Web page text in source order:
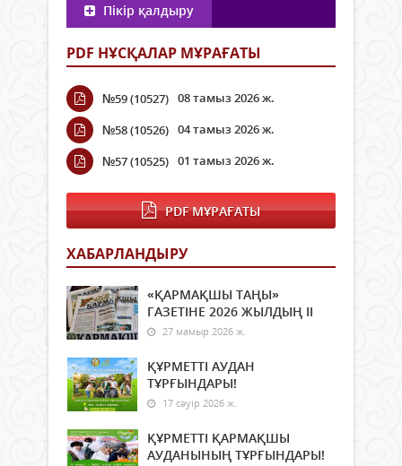
Пікір қалдыру
PDF НҰСҚАЛАР МҰРАҒАТЫ
№59 (10527) 08 тамыз 2026 ж.
№58 (10526) 04 тамыз 2026 ж.
№57 (10525) 01 тамыз 2026 ж.
PDF МҰРАҒАТЫ
ХАБАРЛАНДЫРУ
«ҚАРМАҚШЫ ТАҢЫ»
ГАЗЕТІНЕ 2026 ЖЫЛДЫҢ ІI
27 мамыр 2026 ж.
ҚҰРМЕТТІ АУДАН
ТҰРҒЫНДАРЫ!
17 сәуір 2026 ж.
ҚҰРМЕТТІ ҚАРМАҚШЫ
АУДАНЫНЫҢ ТҰРҒЫНДАРЫ!